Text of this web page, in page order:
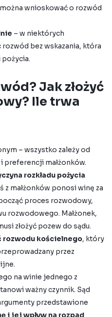
wnioskować o rozwód
– w niektórych
bez wskazania, która
Jak złożyć
Ile trwa
– wszystko zależy od
preferencji małżonków.
rozkładu pożycia
z małżonków ponosi winę za
proces rozwodowy,
rozwodowego. Małżonek,
złożyć pozew do sądu.
rozwodu kościelnego, który
przez
na winie jednego z
ważny czynnik. Sąd
przedstawione
i jej wpływ na rozpad